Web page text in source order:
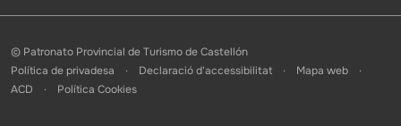
© Patronato Provincial de Turismo de Castellón
Política de privadesa
Declaració d'accessibilitat
Mapa web
ACD
Política Cookies